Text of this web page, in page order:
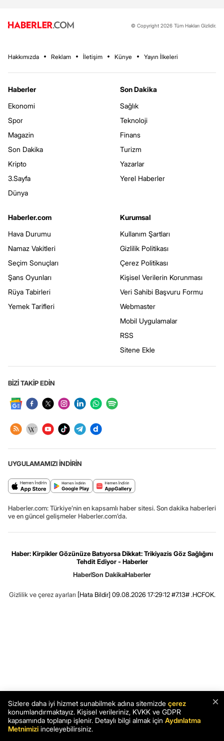
© Copyright 2026 Tüm Hakları Gizlidir.
Hakkımızda Reklam İletişim Künye Yayın İlkeleri
Haberler
Ekonomi
Spor
Magazin
Son Dakika
Kripto
3.Sayfa
Dünya
Son Dakika
Sağlık
Teknoloji
Finans
Turizm
Yazarlar
Yerel Haberler
Haberler.com
Hava Durumu
Namaz Vakitleri
Seçim Sonuçları
Şans Oyunları
Rüya Tabirleri
Yemek Tarifleri
Kurumsal
Kullanım Şartları
Gizlilik Politikası
Çerez Politikası
Kişisel Verilerin Korunması
Veri Sahibi Başvuru Formu
Webmaster
Mobil Uygulamalar
RSS
Sitene Ekle
BİZİ TAKİP EDİN
UYGULAMAMIZI İNDİRİN
Haberler.com: Türkiye’nin en kapsamlı haber sitesi. Son dakika haberleri
ve en güncel gelişmeler Haberler.com’da.
Haber: Kirpikler Gözünüze Batıyorsa Dikkat: Trikiyazis Göz Sağlığını
Tehdit Ediyor - Haberler
HaberSon DakikaHaberler
Gizlilik ve çerez ayarları [Hata Bildir] 09.08.2026 17:29:12 #7.13# .HCFOK.
×
Sizlere daha iyi hizmet sunabilmek adına sitemizde çerez
konumlandırmaktayız. Kişisel verileriniz, KVKK ve GDPR
kapsamında toplanıp işlenir. Detaylı bilgi almak için Aydınlatma
Metnimizi inceleyebilirsiniz.